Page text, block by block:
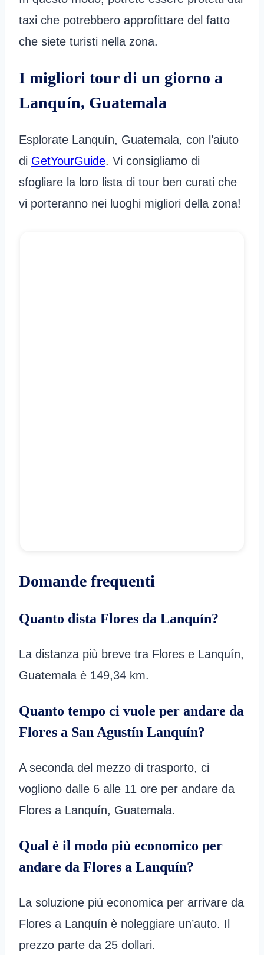
taxi che potrebbero approfittare del fatto
che siete turisti nella zona.
I migliori tour di un giorno a
Lanquín, Guatemala
Esplorate Lanquín, Guatemala, con l’aiuto
di GetYourGuide. Vi consigliamo di
sfogliare la loro lista di tour ben curati che
vi porteranno nei luoghi migliori della zona!
Domande frequenti
Quanto dista Flores da Lanquín?
La distanza più breve tra Flores e Lanquín,
Guatemala è 149,34 km.
Quanto tempo ci vuole per andare da
Flores a San Agustín Lanquín?
A seconda del mezzo di trasporto, ci
vogliono dalle 6 alle 11 ore per andare da
Flores a Lanquín, Guatemala.
Qual è il modo più economico per
andare da Flores a Lanquín?
La soluzione più economica per arrivare da
Flores a Lanquín è noleggiare un’auto. Il
prezzo parte da 25 dollari.